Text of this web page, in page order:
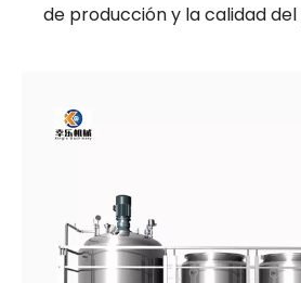
de producción y la calidad